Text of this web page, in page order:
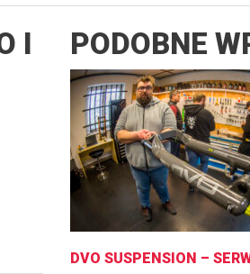
I
PODOBNE
DVO SUSPENSION –